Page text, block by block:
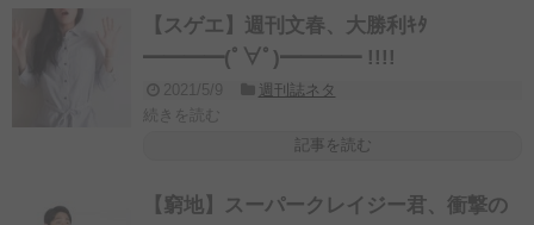
【スゲエ】週刊文春、大勝利ｷﾀ
━━━━(ﾟ∀ﾟ)━━━━ !!!!
2021/5/9
週刊誌ネタ
続きを読む
記事を読む
【窮地】スーパークレイジー君、衝撃の